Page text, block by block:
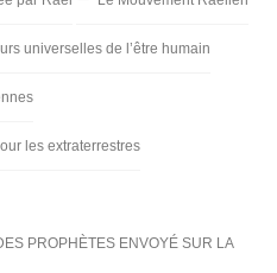
universelles de l’être humain
les extraterrestres
PROPHÈTES ENVOYÉ SUR LA